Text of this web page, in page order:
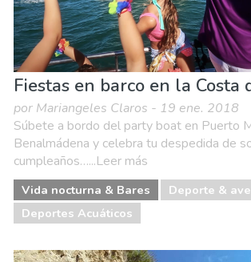
Fiestas en barco en la Costa
por Mariangeles Claros - 19 ene. 2018
Súbete a bordo del party boat en Puerto
Benalmádena y celebra tu despedida de
cumpleaños…...Leer más
Vida nocturna & Bares
Deporte &
Deportes Acuáticos